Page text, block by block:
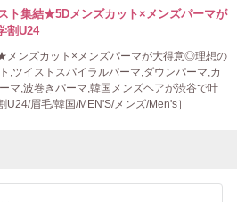
ト集結★5Dメンズカット×メンズパーマが
割U24
メンズカット×メンズパーマが大得意◎理想の
,ツイストスパイラルパーマ,ダウンパーマ,カ
マ,波巻きパーマ,韓国メンズヘアが渋谷で叶
U24/眉毛/韓国/MEN'S/メンズ/Men's］